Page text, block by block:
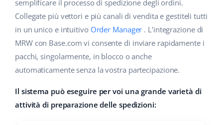
Gestione Spedizioni
Workflow Automation
Base Connect
AI per l'e-commerce
Casa e giardino
Prodotti per bambini
Elettronica
Automotive
Food&Grocery
Centro Assistenza
Academy
Audit dell'account
english (US)
english (GB)
english (IN)
deutsch
semplificare il processo di spedizione degli ordini.
Collegate più vettori e più canali di vendita e gestiteli tutti
in un unico e intuitivo Order Manager . L'integrazione di
MRW con Base.com vi consente di inviare rapidamente i
pacchi, singolarmente, in blocco o anche
automaticamente senza la vostra partecipazione.
Il sistema può eseguire per voi una grande varietà di
attività di preparazione delle spedizioni: